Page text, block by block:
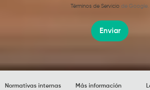
Términos de Servicio de Google.
Enviar
Normativas internas
Más información